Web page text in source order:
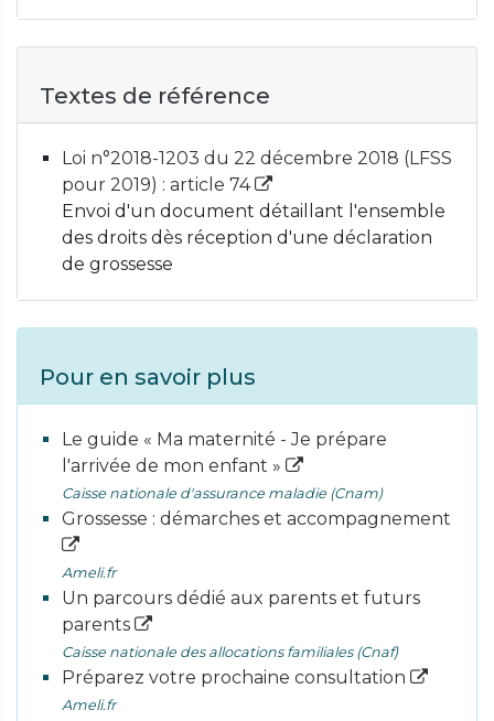
Textes de référence
Loi n°2018-1203 du 22 décembre 2018 (LFSS
pour 2019) : article 74
Envoi d'un document détaillant l'ensemble
des droits dès réception d'une déclaration
de grossesse
Pour en savoir plus
Le guide « Ma maternité - Je prépare
l'arrivée de mon enfant »
Caisse nationale d'assurance maladie (Cnam)
Grossesse : démarches et accompagnement
Ameli.fr
Un parcours dédié aux parents et futurs
parents
Caisse nationale des allocations familiales (Cnaf)
Préparez votre prochaine consultation
Ameli.fr